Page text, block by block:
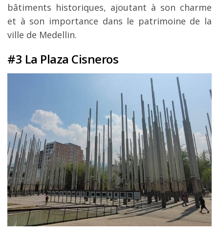
bâtiments historiques, ajoutant à son charme
et à son importance dans le patrimoine de la
ville de Medellin.
#3 La Plaza Cisneros